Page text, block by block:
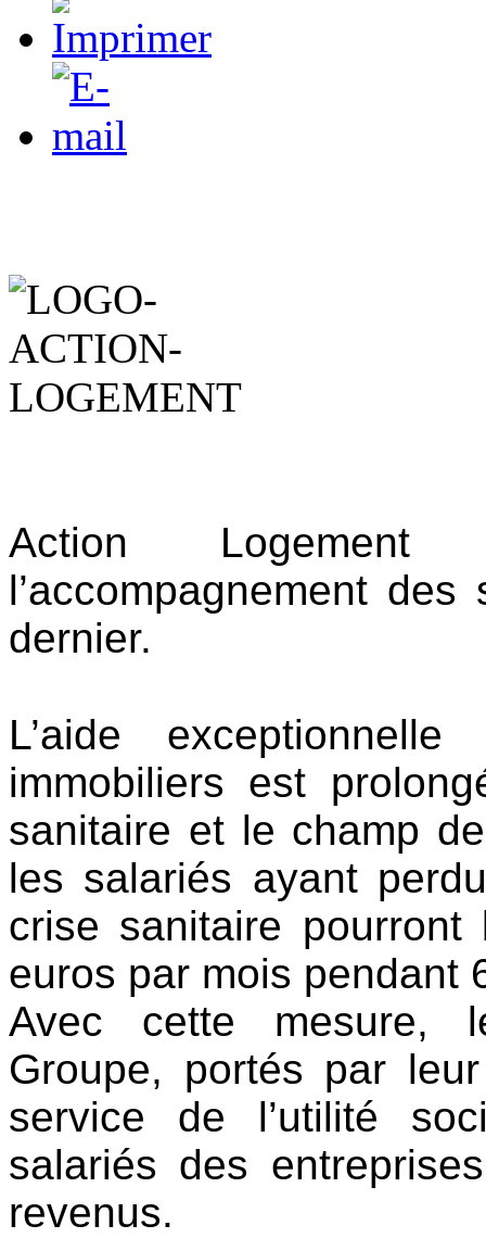
Action Logement
l’accompagnement
dernier.
L’aide
immobiliers est
sanitaire et le champ
les salariés ayant
crise sanitaire pourront
euros par mois pendant
Avec cette mesure,
Groupe, portés par
service de l’utilité
salariés des
revenus.